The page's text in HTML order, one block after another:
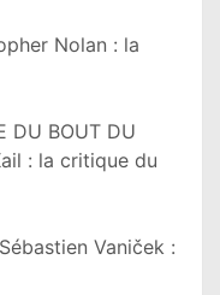
Nolan : la
DU BOUT DU
: la critique du
Vaniček :